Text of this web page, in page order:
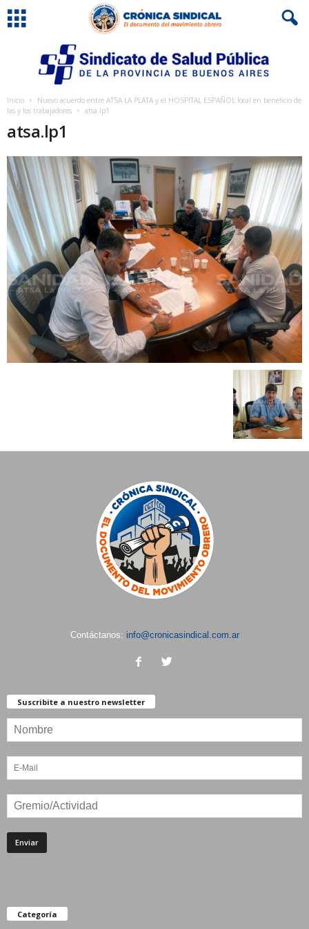
Inicio
Nuevo acuerdo entre ATSA LA PLATA y el HOSPITAL ESPAÑOL local en beneficio de
las y los trabajadores
atsa.lp1
atsa.lp1
Contáctanos: info@cronicasindical.com.ar
Suscribite a nuestro newsletter
Categoría